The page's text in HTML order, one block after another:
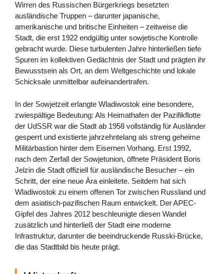
Wirren des Russischen Bürgerkriegs besetzten
ausländische Truppen – darunter japanische,
amerikanische und britische Einheiten – zeitweise die
Stadt, die erst 1922 endgültig unter sowjetische Kontrolle
gebracht wurde. Diese turbulenten Jahre hinterließen tiefe
Spuren im kollektiven Gedächtnis der Stadt und prägten ihr
Bewusstsein als Ort, an dem Weltgeschichte und lokale
Schicksale unmittelbar aufeinandertrafen.
In der Sowjetzeit erlangte Wladiwostok eine besondere,
zwiespältige Bedeutung: Als Heimathafen der Pazifikflotte
der UdSSR war die Stadt ab 1958 vollständig für Ausländer
gesperrt und existierte jahrzehntelang als streng geheime
Militärbastion hinter dem Eisernen Vorhang. Erst 1992,
nach dem Zerfall der Sowjetunion, öffnete Präsident Boris
Jelzin die Stadt offiziell für ausländische Besucher – ein
Schritt, der eine neue Ära einleitete. Seitdem hat sich
Wladiwostok zu einem offenen Tor zwischen Russland und
dem asiatisch-pazifischen Raum entwickelt. Der APEC-
Gipfel des Jahres 2012 beschleunigte diesen Wandel
zusätzlich und hinterließ der Stadt eine moderne
Infrastruktur, darunter die beeindruckende Russki-Brücke,
die das Stadtbild bis heute prägt.